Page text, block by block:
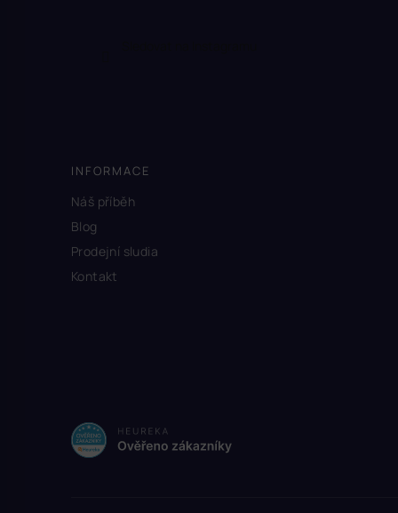
INFORMACE
Náš příběh
Blog
Prodejní sludia
Kontakt